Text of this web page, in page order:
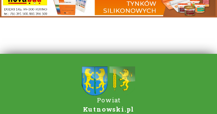
Powiat
Kutnowski.pl